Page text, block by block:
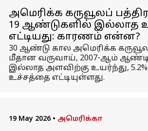
அமெரிக்க கருவூலப்
19 ஆண்டுகளில் இல்லாத
எட்டியது: காரணம் என்ன?
30 ஆண்டு கால அமெரிக்க
மீதான வருவாய், 2007-ஆம்
இல்லாத அளவிற்கு உயர்ந்து,
உச்சத்தை எட்டியுள்ளது.
19 May 2026 • அமெரிக்கா